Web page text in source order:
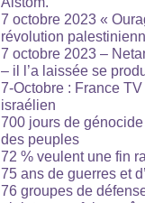
7 octobre 2023 «
révolution
7 octobre 2023 –
– il l’a laissée se
7-Octobre : France
israélien
700 jours de
des peuples
72 % veulent une fin
75 ans de guerres et
76 groupes de